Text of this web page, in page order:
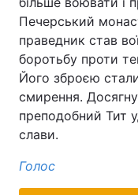
Лонгріди
Відео з Youtube
Інтерв'ю
Архів
Печерський
праведник став
боротьбу проти
Його зброєю
смирення.
преподобний Тит
слави.
Голос